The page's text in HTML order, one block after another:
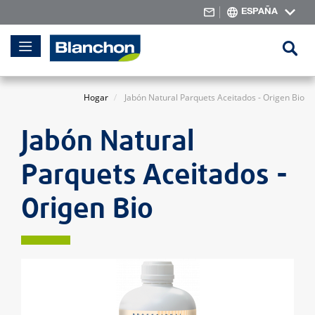
ESPAÑA
Skip
Hogar Jabón Natural Parquets Aceitados - Origen Bio
Jabón Natural
Parquets Aceitados -
Origen Bio